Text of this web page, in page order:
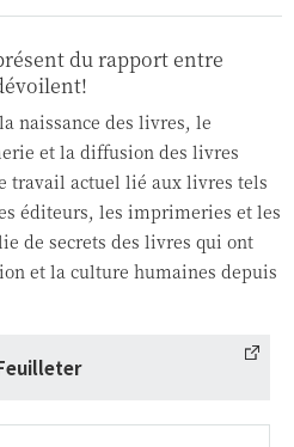
du rapport entre
naissance des livres, le
et la diffusion des livres
travail actuel lié aux livres tels
éditeurs, les imprimeries et les
de secrets des livres qui ont
et la culture humaines depuis